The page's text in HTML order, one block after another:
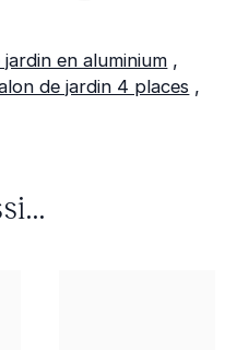
jardin en aluminium ,
de jardin 4 places ,